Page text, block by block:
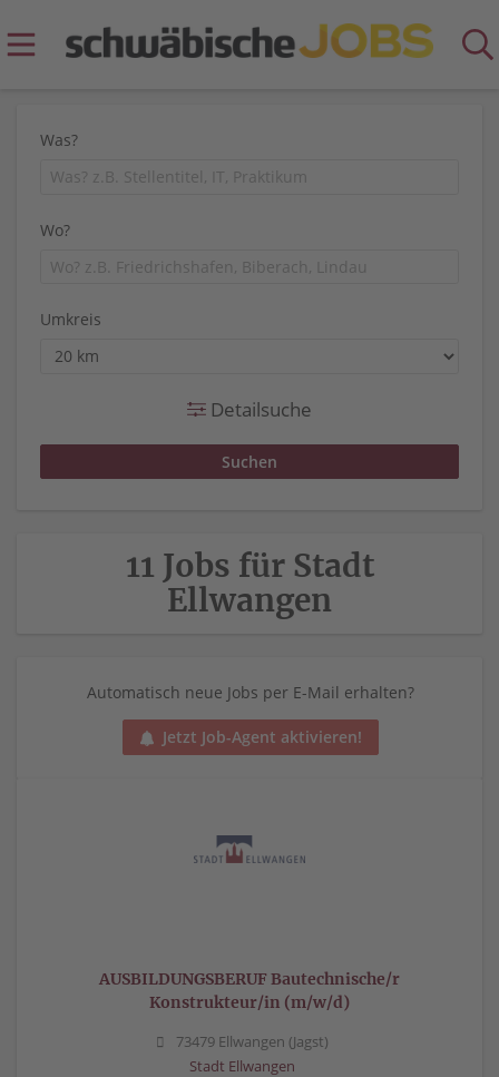
Was?
Wo?
Umkreis
Detailsuche
11 Jobs für Stadt
Ellwangen
Automatisch neue Jobs per E-Mail erhalten?
Jetzt Job-Agent aktivieren!
AUSBILDUNGSBERUF Bautechnische/r
Konstrukteur/in (m/w/d)
73479 Ellwangen (Jagst)
Stadt Ellwangen